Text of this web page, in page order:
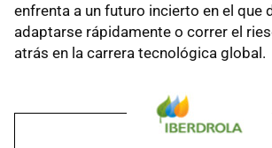
enfrenta a un futuro incierto en el que
adaptarse rápidamente o correr el
atrás en la carrera tecnológica global.